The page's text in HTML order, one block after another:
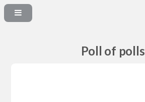
Poll of polls